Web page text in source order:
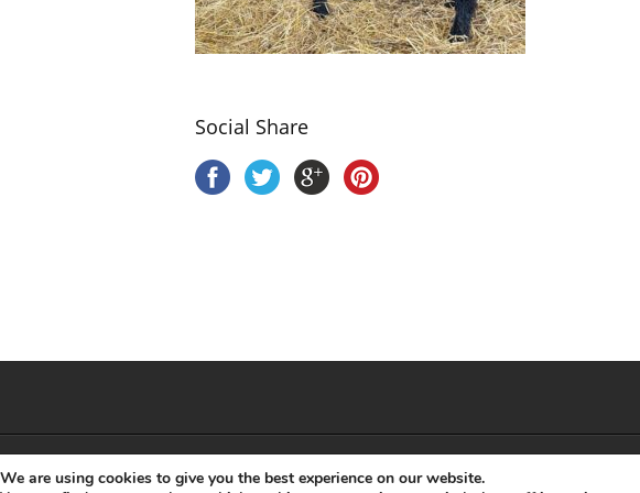
Social Share
Copyright HCE 2018 • Legal:Politique de confidentialité
We are using cookies to give you the best experience on our website.